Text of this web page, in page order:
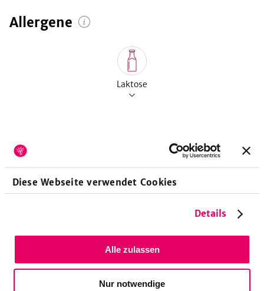
Diese Webseite verwendet Cookies
Details
Alle zulassen
Nur notwendige
Allergene
Laktose
Vitamine
Vitamin A-Retinoläquivalent
Vitamin E-Tocopheroläquivalent
700 µg
Vitamin E-Alpha-Tocopherol